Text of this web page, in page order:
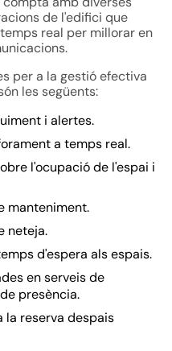
de l'edifici que
real per millorar en
per a la gestió efectiva
les següents:
i alertes.
a temps real.
l'ocupació de l'espai i
manteniment.
neteja.
d'espera als espais.
en serveis de
presència.
la reserva despais